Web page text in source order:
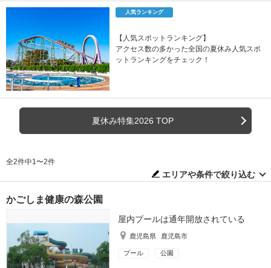
人気ランキング
【人気スポットランキング】
アクセス数の多かった全国の夏休み人気スポ
ットランキングをチェック！
夏休み特集2026 TOP
全2件中1〜2件
エリアや条件で絞り込む
かごしま健康の森公園
屋内プールは通年開放されている
鹿児島県 鹿児島市
プール 公園